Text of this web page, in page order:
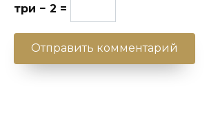
три − 2 =